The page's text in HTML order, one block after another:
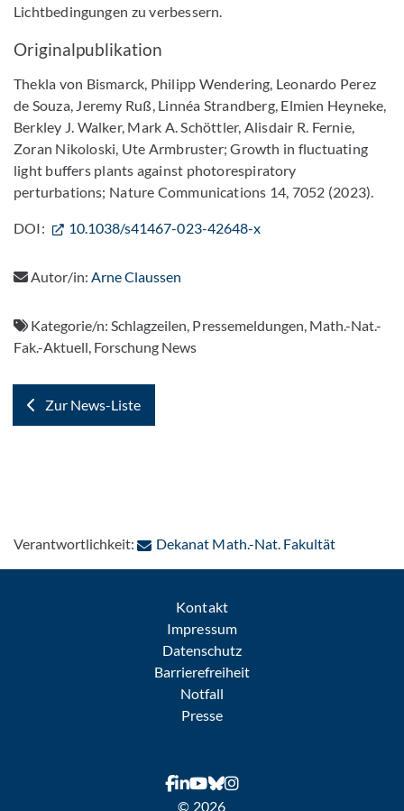
Lichtbedingungen zu verbessern.
Originalpublikation
Thekla von Bismarck, Philipp Wendering, Leonardo Perez
de Souza, Jeremy Ruß, Linnéa Strandberg, Elmien Heyneke,
Berkley J. Walker, Mark A. Schöttler, Alisdair R. Fernie,
Zoran Nikoloski, Ute Armbruster; Growth in fluctuating
light buffers plants against photorespiratory
perturbations; Nature Communications 14, 7052 (2023).
DOI: 10.1038/s41467-023-42648-x
Autor/in:Arne Claussen
Kategorie/n:Schlagzeilen, Pressemeldungen, Math.-Nat.-
Fak.-Aktuell, Forschung News
Zur News-Liste
Verantwortlichkeit: Dekanat Math.-Nat. Fakultät: Per E-
Kontakt
Impressum
Datenschutz
Barrierefreiheit
Notfall
Presse
© 2026